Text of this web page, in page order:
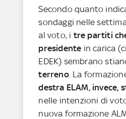
Secondo quanto
sondaggi nelle
al voto, i tre partiti
presidente in carica
EDEK) sembrano
terreno. La
destra ELAM, invece,
nelle intenzioni di
nuova formazione